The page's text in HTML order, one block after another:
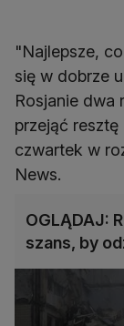
"Najlepsze,
się w dobrze
Rosjanie dwa
przejąć
czwartek w
News.
OGLĄDAJ:
szans, by